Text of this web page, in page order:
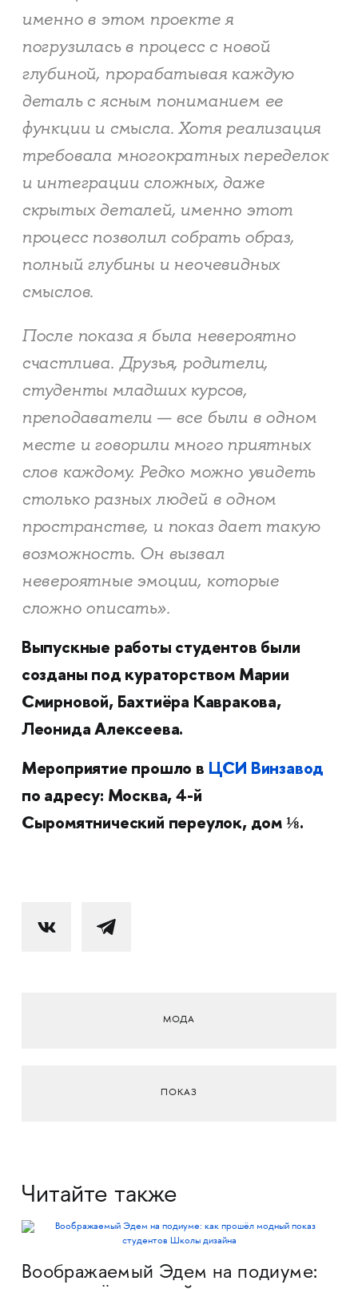
именно в этом проекте я
погрузилась в процесс с новой
глубиной, прорабатывая каждую
деталь с ясным пониманием ее
функции и смысла. Хотя реализация
требовала многократных переделок
и интеграции сложных, даже
скрытых деталей, именно этот
процесс позволил собрать образ,
полный глубины и неочевидных
смыслов.
После показа я была невероятно
счастлива. Друзья, родители,
студенты младших курсов,
преподаватели — все были в одном
месте и говорили много приятных
слов каждому. Редко можно увидеть
столько разных людей в одном
пространстве, и показ дает такую
возможность. Он вызвал
невероятные эмоции, которые
сложно описать».
Выпускные работы студентов были
созданы под кураторством Марии
Смирновой, Бахтиёра Кавракова,
Леонида Алексеева.
Мероприятие прошло в ЦСИ Винзавод
по адресу: Москва, 4-й
Сыромятнический переулок, дом ⅛.
МОДА
ПОКАЗ
Читайте также
Воображаемый Эдем на подиуме: